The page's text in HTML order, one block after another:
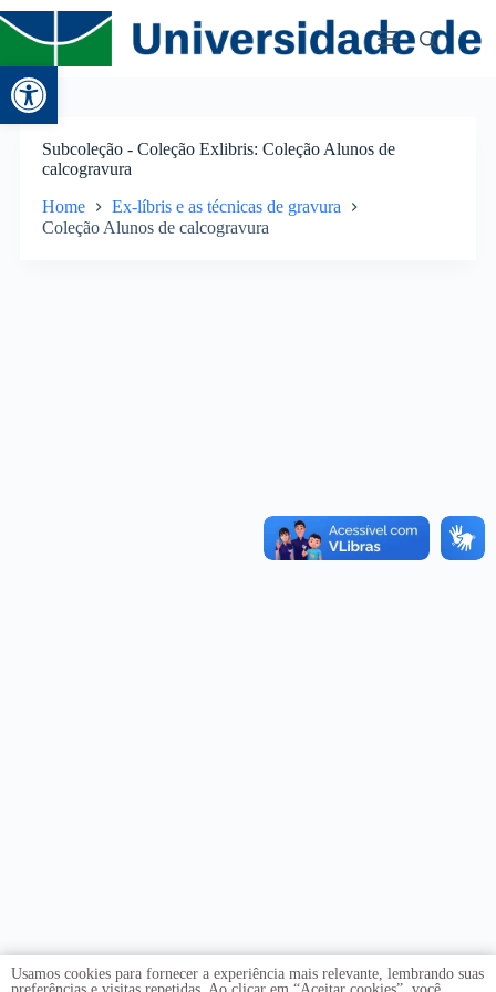
Abrir a barra de ferramentas
Subcoleção - Coleção Exlibris Coleção Alunos de
calcogravura
Home
Ex-líbris e as técnicas de gravura
Coleção Alunos de calcogravura
Usamos cookies para fornecer a experiência mais relevante, lembrando suas